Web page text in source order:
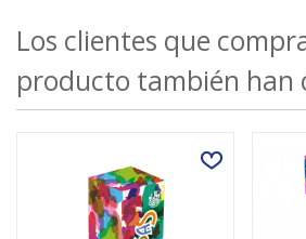
Los clientes que
producto también han